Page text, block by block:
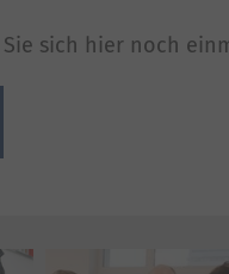
sich hier noch